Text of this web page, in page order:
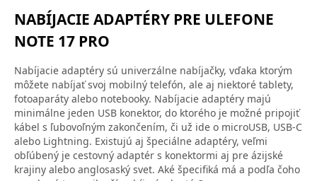
nachádzate:
NABÍJACIE ADAPTÉRY PRE ULEFONE
NOTE 17 PRO
Nabíjacie adaptéry sú univerzálne nabíjačky, vďaka ktorým
môžete nabíjať svoj mobilný telefón, ale aj niektoré tablety,
fotoaparáty alebo notebooky. Nabíjacie adaptéry majú
minimálne jeden USB konektor, do ktorého je možné pripojiť
kábel s ľubovoľným zakončením, či už ide o microUSB, USB-C
alebo Lightning. Existujú aj špeciálne adaptéry, veľmi
obľúbený je cestovný adaptér s konektormi aj pre ázijské
krajiny alebo anglosaský svet. Aké špecifiká má a podľa čoho